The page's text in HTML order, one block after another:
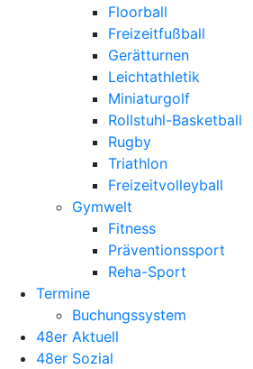
Floorball
Freizeitfußball
Gerätturnen
Leichtathletik
Miniaturgolf
Rollstuhl-Basketball
Rugby
Triathlon
Freizeitvolleyball
Gymwelt
Fitness
Präventionssport
Reha-Sport
Termine
Buchungssystem
48er Aktuell
48er Sozial